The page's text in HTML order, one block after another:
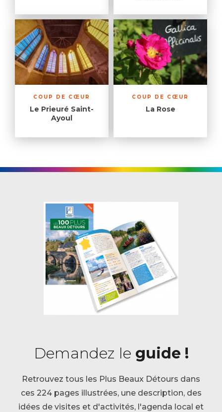
COUP DE CŒUR
Le Prieuré Saint-
Ayoul
COUP DE CŒUR
La Rose
Demandez le guide !
Retrouvez tous les Plus Beaux Détours dans
ces 224 pages illustrées, une description, des
idées de visites et d'activités, l'agenda local et